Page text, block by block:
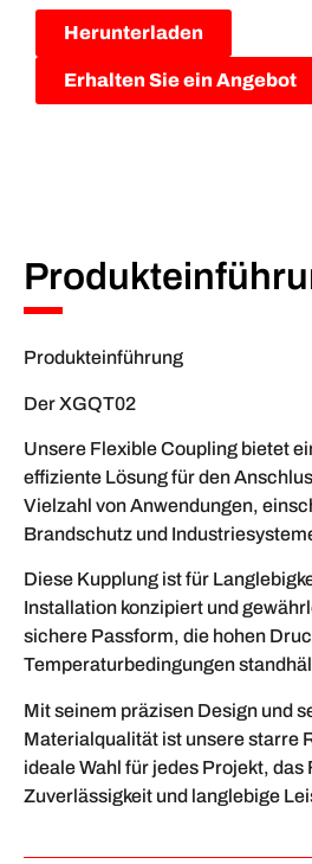
Herunterladen
Erhalten Sie ein Angebot
Produkteinführung
Der XGQT02
Unsere Flexible Coupling bietet
effiziente Lösung für den
Vielzahl von Anwendungen,
Brandschutz und
Diese Kupplung ist für
Installation konzipiert und
sichere Passform, die hohen
Temperaturbedingungen
Mit seinem präzisen Design und
Materialqualität ist unsere starre
ideale Wahl für jedes Projekt, das
Zuverlässigkeit und langlebige